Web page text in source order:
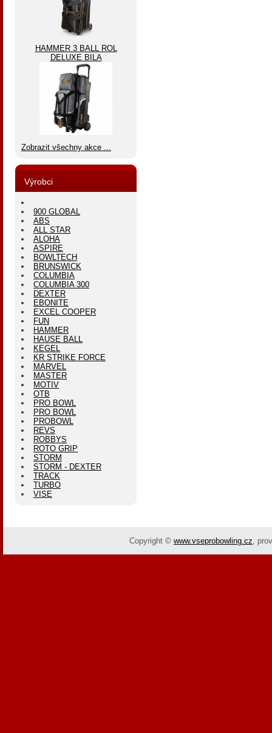
HAMMER 3 BALL ROL
DELUXE BILA
Zobrazit všechny akce ...
Výrobci
900 GLOBAL
ABS
ALL STAR
ALOHA
ASPIRE
BOWLTECH
BRUNSWICK
COLUMBIA
COLUMBIA 300
DEXTER
EBONITE
EXCEL COOPER
FUN
HAMMER
HAUSE BALL
KEGEL
KR STRIKE FORCE
MARVEL
MASTER
MOTIV
OTB
PRO BOWL
PRO BOWL
PROBOWL
REVS
ROBBYS
ROTO GRIP
STORM
STORM - DEXTER
TRACK
TURBO
VISE
Copyright © www.vseprobowling.cz,